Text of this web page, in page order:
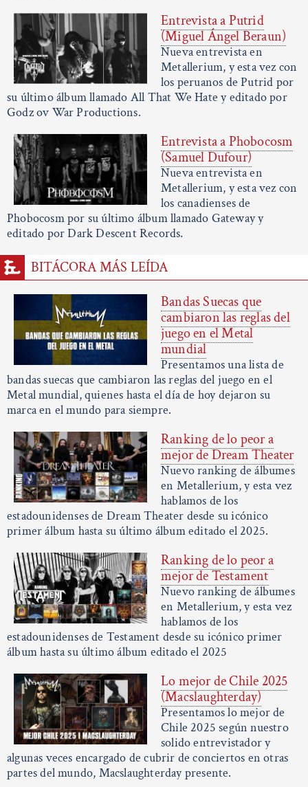
Entrevista a Putrid
(Miguel Ángel Beraun)
Nueva entrevista en
Metallerium, y esta vez con
los peruanos de Putrid por
su último álbum llamado All That We Hate y editado por
Godz ov War Productions.
Entrevista a Phobocosm
(Samuel Dufour)
Nueva entrevista en
Metallerium, y esta vez con
los canadienses de
Phobocosm por su último álbum llamado Gateway y
editado por Dark Descent Records.
BITÁCORA MÁS LEÍDA
Bandas Suecas que
cambiaron las reglas del
juego en el Metal
mundial
Presentamos una lista de
bandas suecas que cambiaron las reglas del juego en el
Metal mundial, quienes hasta el día de hoy dejaron su
marca en el mundo para siempre.
Ranking de lo peor a
mejor de Dream Theater
Nuevo ranking de álbumes
en Metallerium, y esta vez
hablamos de los
estadounidenses de Dream Theater desde su icónico
primer álbum hasta su último álbum editado el 2025.
Ranking de lo peor a
mejor de Testament
Nuevo ranking de álbumes
en Metallerium, y esta vez
hablamos de los
estadounidenses de Testament desde su icónico primer
álbum hasta su último álbum editado el 2025
Lo mejor de Chile 2025
(Macslaughterday)
Presentamos lo mejor de
Chile 2025 según nuestro
solido entrevistador y
algunas veces encargado de cubrir de conciertos en otras
partes del mundo, Macslaughterday presente.